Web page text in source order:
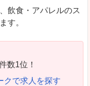
飲食・アパレルのス
す。
数1位！
クで求人を探す